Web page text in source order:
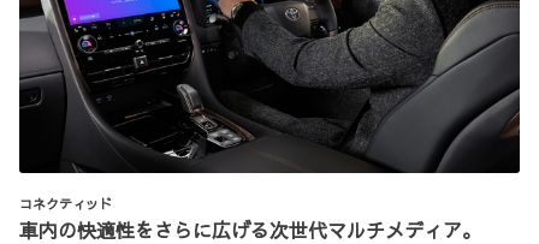
コネクティッド
車内の快適性をさらに広げる次世代マルチメディア。